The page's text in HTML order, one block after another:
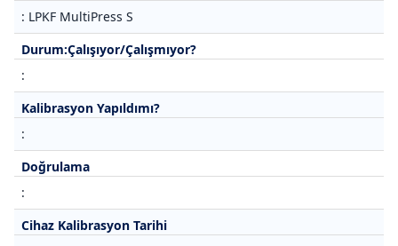
: LPKF MultiPress S
Durum:Çalışıyor/Çalışmıyor?
:
Kalibrasyon Yapıldımı?
:
Doğrulama
:
Cihaz Kalibrasyon Tarihi